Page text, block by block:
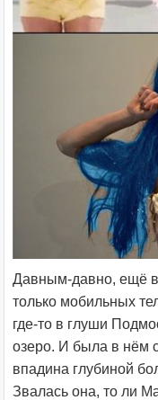
Давным-давно, ещё в
только мобильных
где-то в глуши
озеро. И была в нём
впадина глубиной
Звалась она, то ли